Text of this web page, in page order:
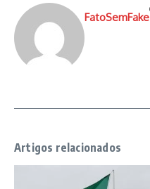
FatoSemFake
Artigos relacionados